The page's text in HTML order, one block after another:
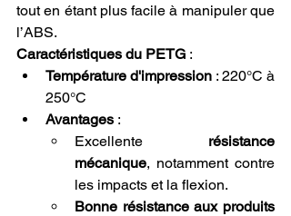
tout en étant plus facile à manipuler que
l’ABS.
Caractéristiques du PETG :
Température d'impression : 220°C à
250°C
Avantages :
Excellente résistance
mécanique, notamment contre
les impacts et la flexion.
Bonne résistance aux produits